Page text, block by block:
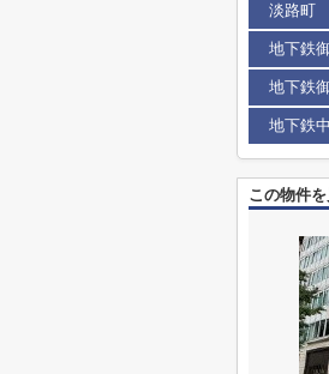
淡路町
地下鉄
地下鉄
地下鉄
この物件